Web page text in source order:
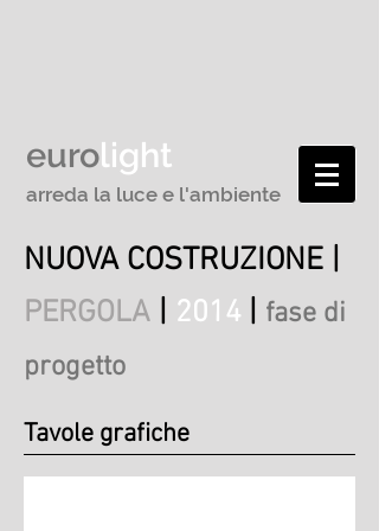
eurolight
arreda la luce e l'ambiente
NUOVA COSTRUZIONE |
PERGOLA 2014
fase di
progetto
Tavole grafiche